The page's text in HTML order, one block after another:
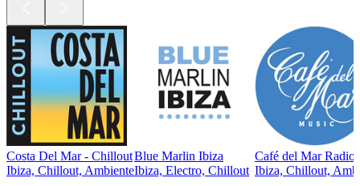
Costa Del Mar - Chillout
Ibiza, Chillout, Ambiente
Blue Marlin Ibiza
Ibiza, Electro, Chillout
Café del Mar Radio
Ibiza, Chillout,